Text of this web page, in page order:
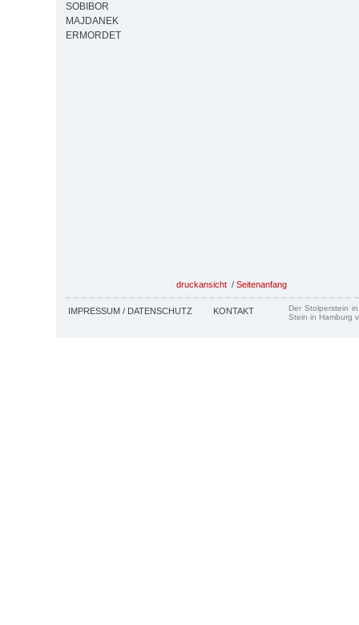
SOBIBOR
MAJDANEK
ERMORDET
druckansicht / Seitenanfang
IMPRESSUM / DATENSCHUTZ KONTAKT
Der Stolperstein
Stein in Hamburg